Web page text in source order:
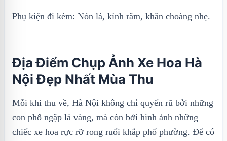
Phụ kiện đi kèm: Nón lá, kính râm, khăn choàng nhẹ.
Địa Điểm Chụp Ảnh Xe Hoa Hà
Nội Đẹp Nhất Mùa Thu
Mỗi khi thu về, Hà Nội không chỉ quyến rũ bởi những
con phố ngập lá vàng, mà còn bởi hình ảnh những
chiếc xe hoa rực rỡ rong ruổi khắp phố phường. Để có